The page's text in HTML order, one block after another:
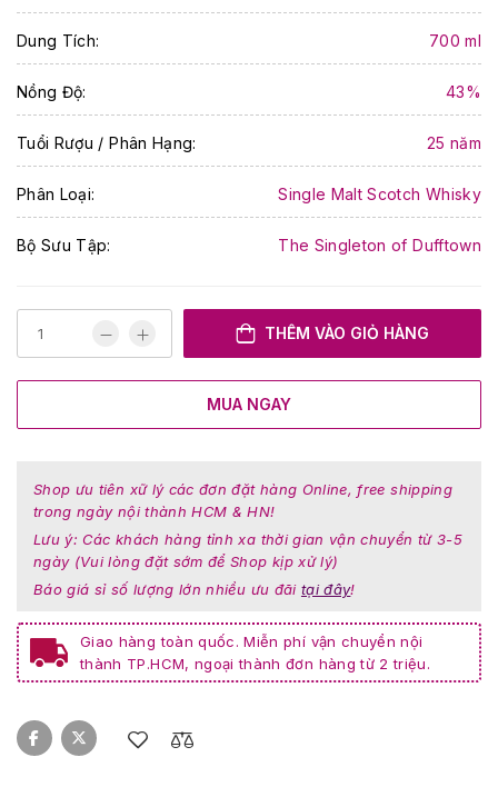
Dung Tích: 700 ml
Nồng Độ: 43%
Tuổi Rượu / Phân Hạng: 25 năm
Phân Loại: Single Malt Scotch Whisky
Bộ Sưu Tập: The Singleton of Dufftown
THÊM VÀO GIỎ HÀNG
MUA NGAY
Shop ưu tiên xữ lý các đơn đặt hàng Online, free shipping
trong ngày nội thành HCM & HN!
Lưu ý: Các khách hàng tỉnh xa thời gian vận chuyển từ 3-5
ngày (Vui lòng đặt sớm để Shop kịp xử lý)
Báo giá sỉ số lượng lớn nhiều ưu đãi tại đây!
Giao hàng toàn quốc. Miễn phí vận chuyển nội
thành TP.HCM, ngoại thành đơn hàng từ 2 triệu.